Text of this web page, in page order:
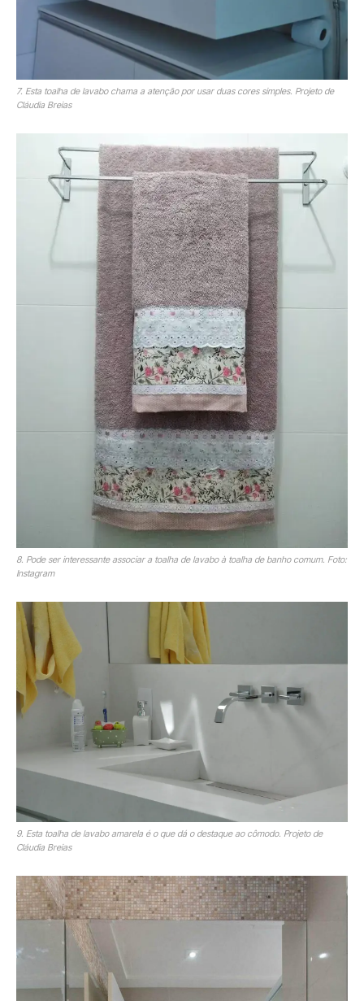
7. Esta toalha de lavabo chama a atenção por usar duas cores simples. Projeto de
Cláudia Breias
8. Pode ser interessante associar a toalha de lavabo à toalha de banho comum. Foto:
Instagram
9. Esta toalha de lavabo amarela é o que dá o destaque ao cômodo. Projeto de
Cláudia Breias